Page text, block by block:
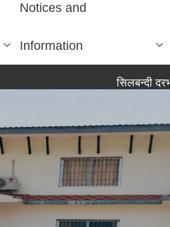
Notices and
Information
सिलबन्दी दरभाउपत्र